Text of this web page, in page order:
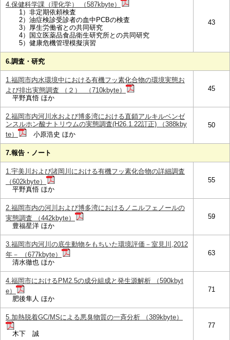
4.保健科学課（理化学） （587kbyte）
1）非定期依頼検査
2）油症検診受診者の血中PCBの検査
3）厚生労働省との共同研究
4）国立医薬品食品衛生研究所との共同研究
5）健康危機管理模擬演習
43
6.調査・研究
1.福岡市内水環境中における有機フッ素化合物の環境実態お
よび排出実態調査 （２） （710kbyte）
平野真悟 ほか
45
2.福岡市内河川水および博多湾における直鎖アルキルベンゼ
ンスルホン酸ナトリウムの実態調査(H26.1.22訂正) （388kby
te）
小原浩史 ほか
50
7.報告・ノート
1.宇美川および諸岡川における有機フッ素化合物の詳細調査
（602kbyte）
平野真悟 ほか
55
2.福岡市内の河川および博多湾におけるノニルフェノールの
実態調査 （442kbyte）
豊福星洋 ほか
59
3.福岡市内河川の底生動物をもちいた環境評価－室見川,2012
年－ （677kbyte）
清水徹也 ほか
63
4.福岡市におけるPM2.5の成分組成と発生源解析 （590kbyt
e）
肥後隼人 ほか
71
5.加熱脱着GC/MSによる悪臭物質の一斉分析 （389kbyte）
木下 誠
77